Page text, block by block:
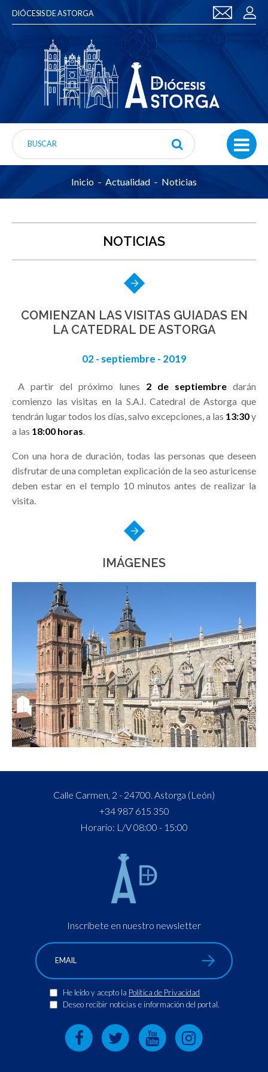
DIÓCESIS DE ASTORGA
Inicio Actualidad Noticias
NOTICIAS
COMIENZAN LAS VISITAS GUIADAS EN
LA CATEDRAL DE ASTORGA
02 - septiembre - 2019
A partir del próximo lunes 2 de septiembre darán
comienzo las visitas en la S.A.I. Catedral de Astorga que
tendrán lugar todos los días, salvo excepciones, a las 13:30y
a las 18:00 horas.
Con una hora de duración, todas las personas que deseen
disfrutar de una completan explicación de la seo asturicense
deben estar en el templo 10 minutos antes de realizar la
visita.
IMÁGENES
Calle Carmen, 2 - 24700. Astorga (León)
+34 987 615 350
Horario: L/V 08:00 - 15:00
Inscríbete en nuestro newsletter
He leído y acepto la Política de Privacidad
Deseo recibir noticias e información del portal.